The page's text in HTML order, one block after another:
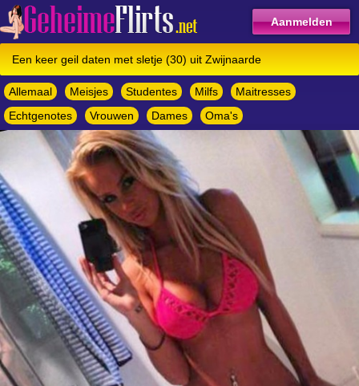
Aanmelden
Een keer geil daten met sletje (30) uit Zwijnaarde
Allemaal Meisjes Studentes Milfs
Maitresses
Echtgenotes
Vrouwen Dames Oma's